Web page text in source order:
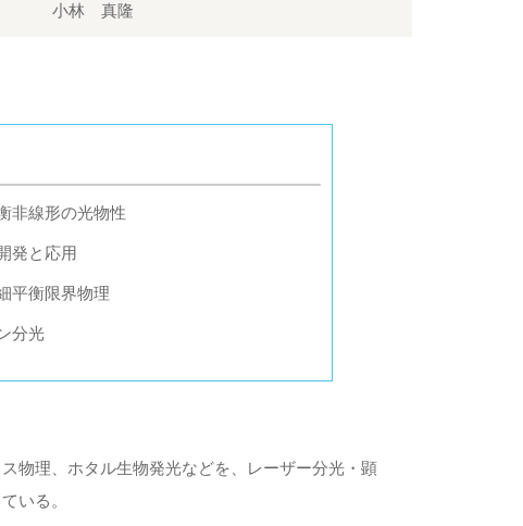
小林 真隆
非線形の光物性
発と応用
平衡限界物理
分光
物理、ホタル生物発光などを、レーザー分光・顕
いる。